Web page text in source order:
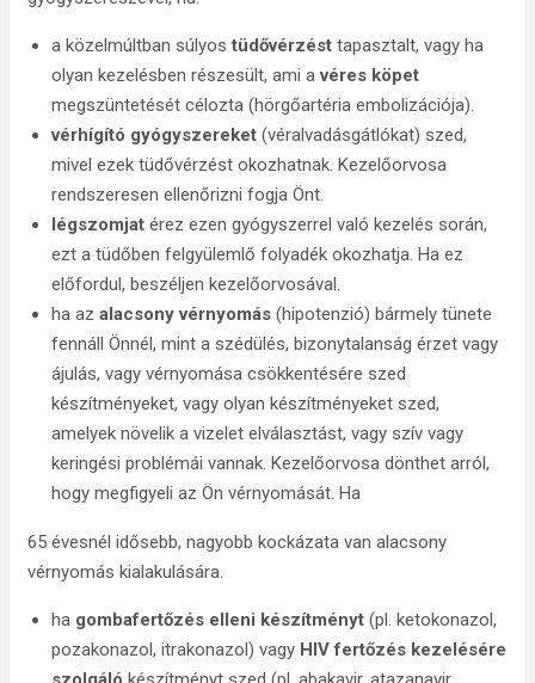
a közelmúltban súlyostüdővérzést tapasztalt, vagy ha
olyan kezelésben részesült, ami avéres köpet
megszüntetését célozta (hörgőartéria embolizációja).
vérhígító gyógyszereket (véralvadásgátlókat) szed,
mivel ezek tüdővérzést okozhatnak. Kezelőorvosa
rendszeresen ellenőrizni fogja Önt.
légszomjat érez ezen gyógyszerrel való kezelés során,
ezt a tüdőben felgyülemlő folyadék okozhatja. Ha ez
előfordul, beszéljen kezelőorvosával.
ha az alacsony vérnyomás (hipotenzió) bármely tünete
fennáll Önnél, mint a szédülés, bizonytalanság érzet vagy
ájulás, vagy vérnyomása csökkentésére szed
készítményeket, vagy olyan készítményeket szed,
amelyek növelik a vizelet elválasztást, vagy szív vagy
keringési problémái vannak. Kezelőorvosa dönthet arról,
hogy megfigyeli az Ön vérnyomását. Ha
65 évesnél idősebb, nagyobb kockázata van alacsony
vérnyomás kialakulására.
ha gombafertőzés elleni készítményt (pl. ketokonazol,
pozakonazol, itrakonazol) vagy HIV fertőzés kezelésére